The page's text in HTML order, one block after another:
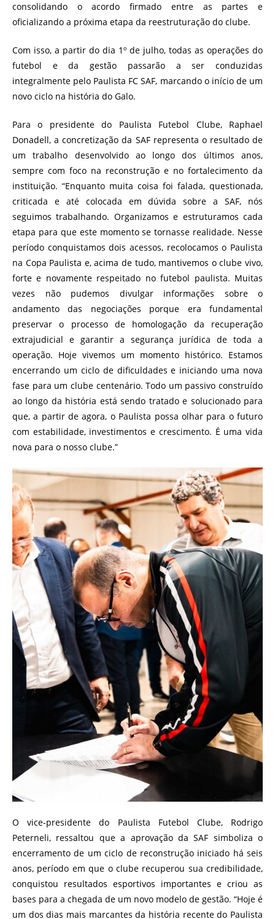
consolidando o acordo firmado entre as partes e
oficializando a próxima etapa da reestruturação do clube.
Com isso, a partir do dia 1º de julho, todas as operações do
futebol e da gestão passarão a ser conduzidas
integralmente pelo Paulista FC SAF, marcando o início de um
novo ciclo na história do Galo.
Para o presidente do Paulista Futebol Clube, Raphael
Donadell, a concretização da SAF representa o resultado de
um trabalho desenvolvido ao longo dos últimos anos,
sempre com foco na reconstrução e no fortalecimento da
instituição. “Enquanto muita coisa foi falada, questionada,
criticada e até colocada em dúvida sobre a SAF, nós
seguimos trabalhando. Organizamos e estruturamos cada
etapa para que este momento se tornasse realidade. Nesse
período conquistamos dois acessos, recolocamos o Paulista
na Copa Paulista e, acima de tudo, mantivemos o clube vivo,
forte e novamente respeitado no futebol paulista. Muitas
vezes não pudemos divulgar informações sobre o
andamento das negociações porque era fundamental
preservar o processo de homologação da recuperação
extrajudicial e garantir a segurança jurídica de toda a
operação. Hoje vivemos um momento histórico. Estamos
encerrando um ciclo de dificuldades e iniciando uma nova
fase para um clube centenário. Todo um passivo construído
ao longo da história está sendo tratado e solucionado para
que, a partir de agora, o Paulista possa olhar para o futuro
com estabilidade, investimentos e crescimento. É uma vida
nova para o nosso clube.”
O vice-presidente do Paulista Futebol Clube, Rodrigo
Peterneli, ressaltou que a aprovação da SAF simboliza o
encerramento de um ciclo de reconstrução iniciado há seis
anos, período em que o clube recuperou sua credibilidade,
conquistou resultados esportivos importantes e criou as
bases para a chegada de um novo modelo de gestão. “Hoje é
um dos dias mais marcantes da história recente do Paulista